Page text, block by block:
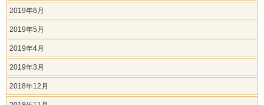
2019年6月
2019年5月
2019年4月
2019年3月
2018年12月